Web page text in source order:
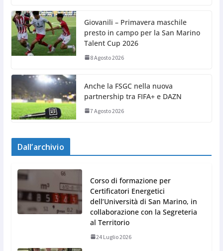
Giovanili – Primavera maschile
presto in campo per la San Marino
Talent Cup 2026
8 Agosto 2026
Anche la FSGC nella nuova
partnership tra FIFA+ e DAZN
7 Agosto 2026
Dall’archivio
Corso di formazione per
Certificatori Energetici
dell’Università di San Marino, in
collaborazione con la Segreteria
al Territorio
24 Luglio 2026